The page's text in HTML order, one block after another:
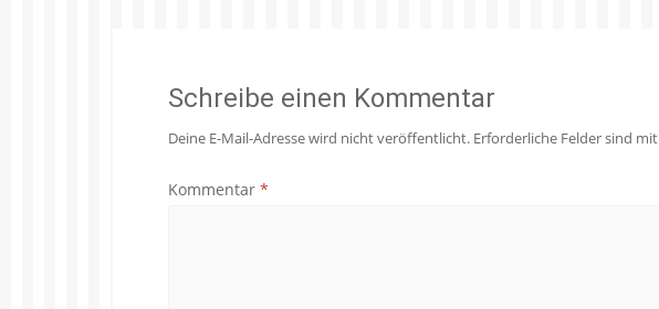
Schreibe einen Kommentar
Deine E-Mail-Adresse wird nicht veröffentlicht. Erforderliche Felder sind mit
Kommentar *